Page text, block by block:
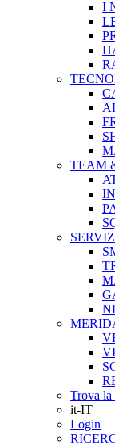
I
TEAM
Trova la
it-IT
Login